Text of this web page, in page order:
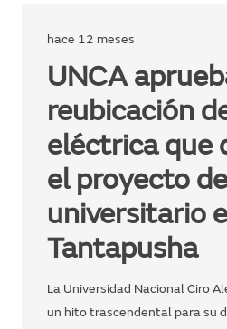
hace 12 meses
UNCA
reubicación
eléctrica que
el proyecto
universitario
Tantapusha
La Universidad Nacional Ciro
un hito trascendental para su